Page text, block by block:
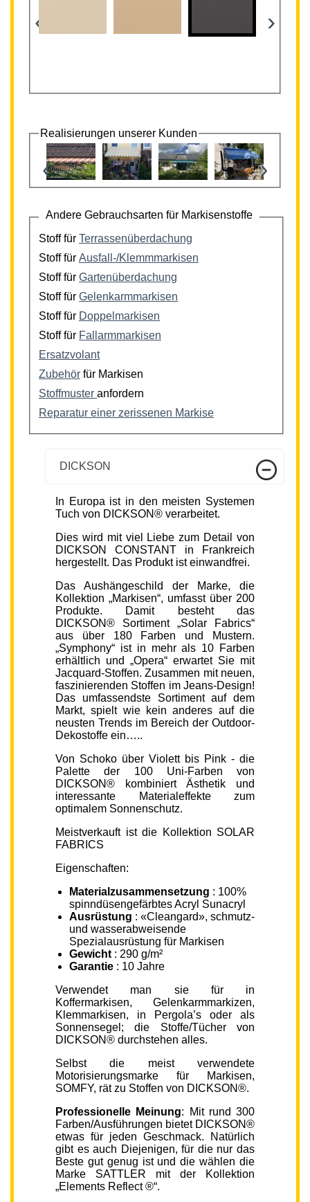
‹ ›
Realisierungen unserer Kunden
‹ ›
Andere Gebrauchsarten für Markisenstoffe
Stoff für Terrassenüberdachung
Stoff für Ausfall-/Klemmmarkisen
Stoff für Gartenüberdachung
Stoff für Gelenkarmmarkisen
Stoff für Doppelmarkisen
Stoff für Fallarmmarkisen
Ersatzvolant
Zubehör für Markisen
Stoffmuster anfordern
Reparatur einer zerissenen Markise
DICKSON
In Europa ist in den meisten Systemen
Tuch von DICKSON® verarbeitet.
Dies wird mit viel Liebe zum Detail von
DICKSON CONSTANT in Frankreich
hergestellt. Das Produkt ist einwandfrei.
Das Aushängeschild der Marke, die
Kollektion „Markisen“, umfasst über 200
Produkte. Damit besteht das
DICKSON® Sortiment „Solar Fabrics“
aus über 180 Farben und Mustern.
„Symphony“ ist in mehr als 10 Farben
erhältlich und „Opera“ erwartet Sie mit
Jacquard-Stoffen. Zusammen mit neuen,
faszinierenden Stoffen im Jeans-Design!
Das umfassendste Sortiment auf dem
Markt, spielt wie kein anderes auf die
neusten Trends im Bereich der Outdoor-
Dekostoffe ein…..
Von Schoko über Violett bis Pink - die
Palette der 100 Uni-Farben von
DICKSON® kombiniert Ästhetik und
interessante Materialeffekte zum
optimalem Sonnenschutz.
Meistverkauft ist die Kollektion SOLAR
FABRICS
Eigenschaften:
Materialzusammensetzung : 100%
spinndüsengefärbtes Acryl Sunacryl
Ausrüstung : «Cleangard», schmutz-
und wasserabweisende
Spezialausrüstung für Markisen
Gewicht : 290 g/m²
Garantie : 10 Jahre
Verwendet man sie für in
Koffermarkisen, Gelenkarmmarkizen,
Klemmarkisen, in Pergola’s oder als
Sonnensegel; die Stoffe/Tücher von
DICKSON® durchstehen alles.
Selbst die meist verwendete
Motorisierungsmarke für Markisen,
SOMFY, rät zu Stoffen von DICKSON®.
Professionelle Meinung: Mit rund 300
Farben/Ausführungen bietet DICKSON®
etwas für jeden Geschmack. Natürlich
gibt es auch Diejenigen, für die nur das
Beste gut genug ist und die wählen die
Marke SATTLER mit der Kollektion
„Elements Reflect ®“.